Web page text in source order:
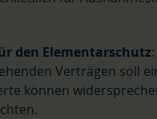
den Elementarschutz
Verträgen soll
können